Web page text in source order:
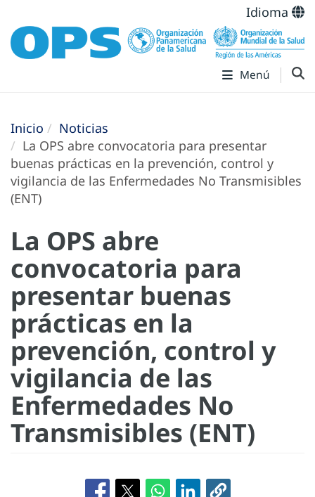
Idioma
Menú
Inicio
Noticias
La OPS abre convocatoria para presentar
buenas prácticas en la prevención, control y
vigilancia de las Enfermedades No Transmisibles
(ENT)
La OPS abre
convocatoria para
presentar buenas
prácticas en la
prevención, control y
vigilancia de las
Enfermedades No
Transmisibles (ENT)